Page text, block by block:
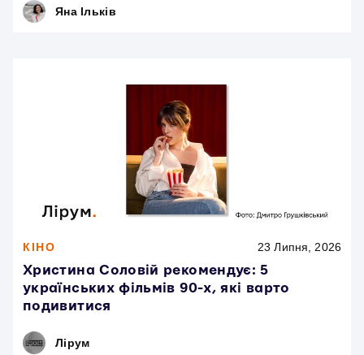
Яна Ільків
КІНО 23 Липня, 2026
Христина Соловій рекомендує: 5
українських фільмів 90-х, які варто
подивитися
Лірум